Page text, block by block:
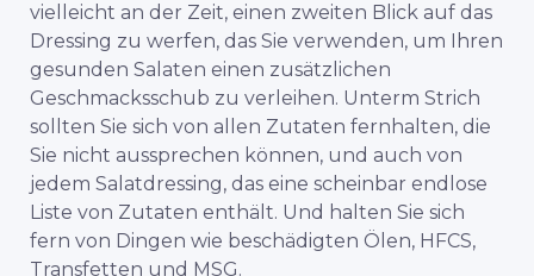
vielleicht an der Zeit, einen zweiten Blick auf das
Dressing zu werfen, das Sie verwenden, um Ihren
gesunden Salaten einen zusätzlichen
Geschmacksschub zu verleihen. Unterm Strich
sollten Sie sich von allen Zutaten fernhalten, die
Sie nicht aussprechen können, und auch von
jedem Salatdressing, das eine scheinbar endlose
Liste von Zutaten enthält. Und halten Sie sich
fern von Dingen wie beschädigten Ölen, HFCS,
Transfetten und MSG.